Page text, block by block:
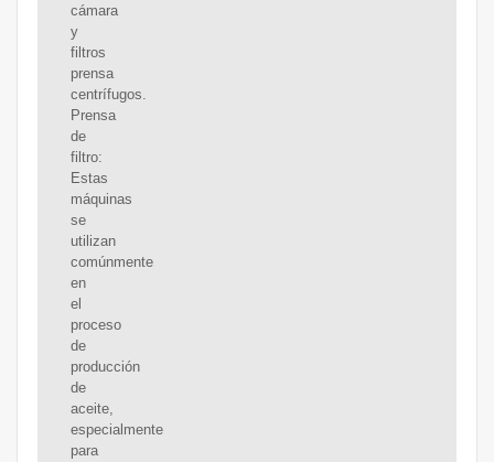
cámara
y
filtros
prensa
centrífugos.
Prensa
de
filtro:
Estas
máquinas
se
utilizan
comúnmente
en
el
proceso
de
producción
de
aceite,
especialmente
para